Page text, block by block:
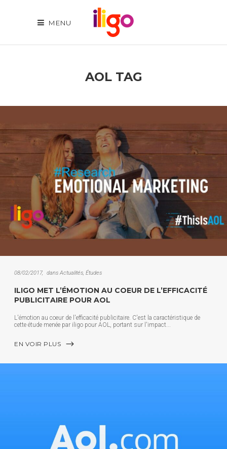
MENU
AOL TAG
08/02/2017 dans Actualités, Études
ILIGO MET L’ÉMOTION AU COEUR DE L’EFFICACITÉ
PUBLICITAIRE POUR AOL
L'émotion au coeur de l'efficacité publicitaire. C'est la caractéristique de
cette étude menée par iligo pour AOL, portant sur l'impact
EN VOIR PLUS